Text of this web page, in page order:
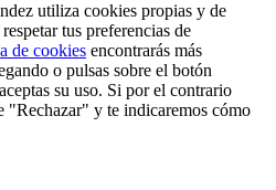
utiliza cookies propias y de
tus preferencias de
de cookies encontrarás más
o pulsas sobre el botón
su uso. Si por el contrario
"Rechazar" y te indicaremos cómo